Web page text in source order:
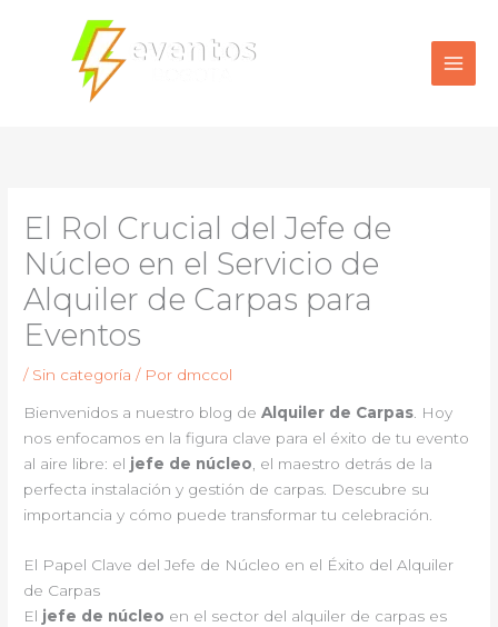
contenido
El Rol Crucial del Jefe de
Núcleo en el Servicio de
Alquiler de Carpas para
Eventos
/ Sin categoría / Por dmccol
Bienvenidos a nuestro blog deAlquiler de Carpas. Hoy
nos enfocamos en la figura clave para el éxito de tu evento
al aire libre: el jefe de núcleo, el maestro detrás de la
perfecta instalación y gestión de carpas. Descubre su
importancia y cómo puede transformar tu celebración.
El Papel Clave del Jefe de Núcleo en el Éxito del Alquiler
de Carpas
El jefe de núcleo en el sector del alquiler de carpas es